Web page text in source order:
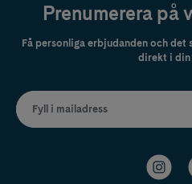
Prenumerera på
Få personliga erbjudanden och det
direkt i din
Fyll i mailadress